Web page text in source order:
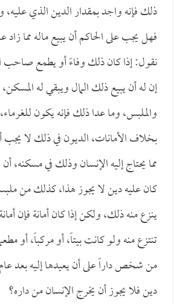
ذلك فإنه واجد بمقدار الدين الذي
فهل يجب على الحاكم أن يبيع ماله مما زاد
نقول: إذا كان ذلك وفاءً أو يطمع صاحب
إن له أن يبيع ذلك المال ويبقي له
والملبس، وما عدا ذلك فإنه يكون
بخلاف الأمانات، الديون في ذلك لا يجب
مما يحتاج إليه الإنسان وذلك في مسكنه،
كان عليه دين لا يجوز هذا، كذلك من
ينزع منه ذلك، ولكن إذا كان أمانة فإن
تنتزع منه ولو كانت بيتاً، أو مركباً، أو
من شخص داراً على أن يعيدها إليه بعد
دين فلا يجوز أن يخرج الإنسان من داره؟